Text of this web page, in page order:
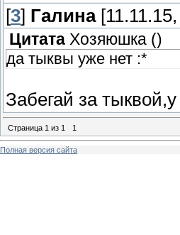
[3] Галина[11.11.15,
Цитата Хозяюшка ()
да тыквы уже нет :*
Забегай за
Страница 1 из 1 1
Полная версия сайта